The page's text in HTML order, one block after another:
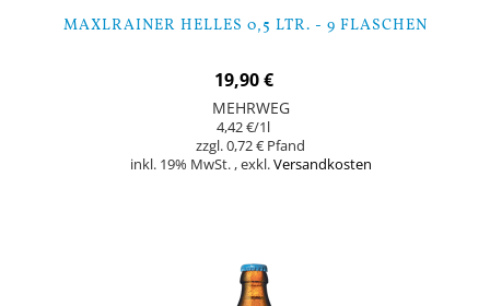
MAXLRAINER HELLES 0,5 LTR. - 9 FLASCHEN
19,90 €
MEHRWEG
4,42 €/1l
0,72 €
inkl. 19% MwSt. ,exkl.Versandkosten